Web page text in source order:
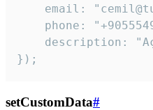
email:
phone:
description:
});
setCustomData#